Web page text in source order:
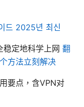
드 2025년 최신
定地科学上网 翻
方法立刻解决
要点，含VPN对